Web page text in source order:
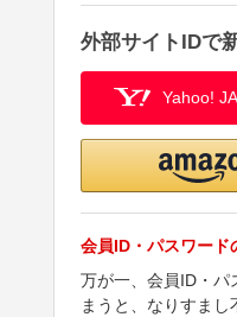
外部サイトIDで
Yahoo!
会員ID・パスワード
万が一、会員ID・パ
まうと、なりすま